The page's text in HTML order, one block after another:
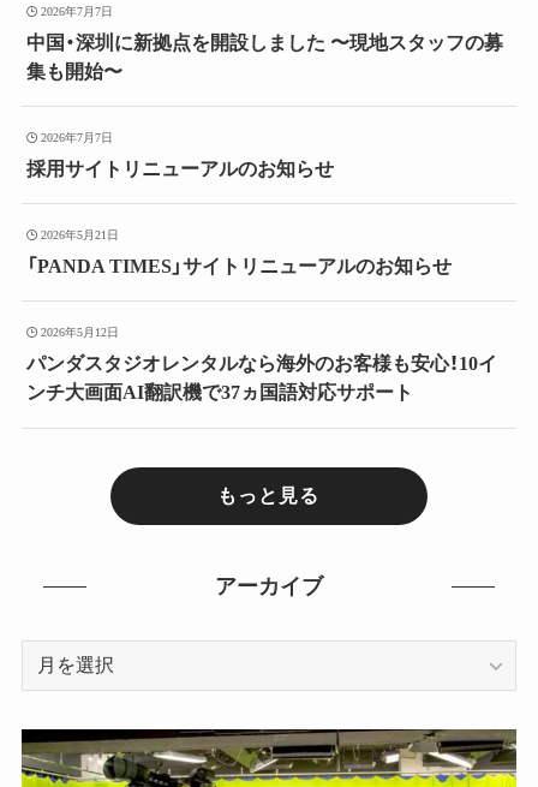
2026年7月7日
中国・深圳に新拠点を開設しました 〜現地スタッフの募
集も開始〜
2026年7月7日
採用サイトリニューアルのお知らせ
2026年5月21日
「PANDA TIMES」サイトリニューアルのお知らせ
2026年5月12日
パンダスタジオレンタルなら海外のお客様も安心！10イ
ンチ大画面AI翻訳機で37ヵ国語対応サポート
もっと見る
アーカイブ
イ
ブ